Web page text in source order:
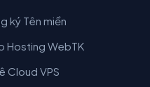
ký Tên miền
Hosting WebTK
Cloud VPS